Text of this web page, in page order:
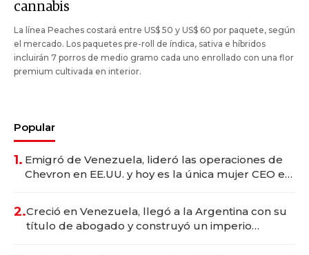
cannabis
La línea Peaches costará entre US$ 50 y US$ 60 por paquete, según
el mercado. Los paquetes pre-roll de índica, sativa e híbridos
incluirán 7 porros de medio gramo cada uno enrollado con una flor
premium cultivada en interior.
Popular
1. Emigró de Venezuela, lideró las operaciones de
Chevron en EE.UU. y hoy es la única mujer CEO en
2.Creció en Venezuela, llegó a la Argentina con su
título de abogado y construyó un imperio